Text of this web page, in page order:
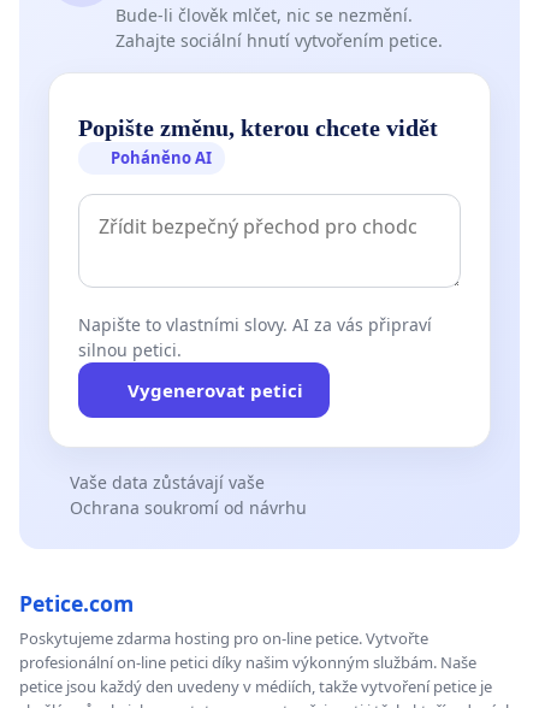
Bude-li člověk mlčet, nic se nezmění.
Zahajte sociální hnutí vytvořením petice.
Popište změnu, kterou chcete vidět
Poháněno AI
Napište to vlastními slovy. AI za vás připraví
silnou petici.
Vygenerovat petici
Vaše data zůstávají vaše
Ochrana soukromí od návrhu
Petice.com
Poskytujeme zdarma hosting pro on-line petice. Vytvořte
profesionální on-line petici díky našim výkonným službám. Naše
petice jsou každý den uvedeny v médiích, takže vytvoření petice je